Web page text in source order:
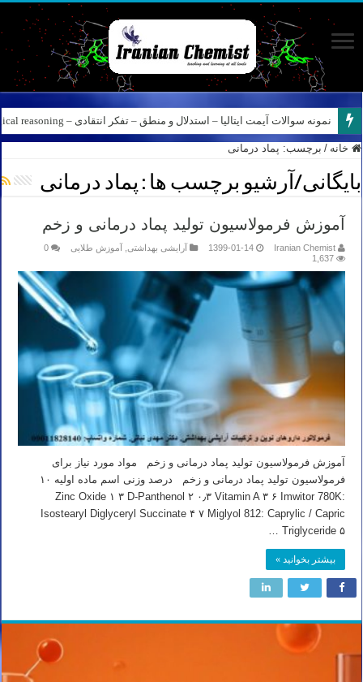
نمونه سوالات آیمت ایتالیا – استدلال و منطق – تفکر انتقادی – Logical reasoning – پارت ۸
خانه / برچسب: پماد درمانی
بایگانی/آرشیو برچسب ها : پماد درمانی
آموزش فرمولاسیون تولید پماد درمانی و زخم
Iranian Chemist
1399-01-14 آرایشی بهداشتی آموزش طلایی
0
1,637
آموزش فرمولاسیون تولید پماد درمانی و زخم مواد مورد نیاز برای
فرمولاسیون تولید پماد درمانی و زخم درصد وزنی اسم ماده اولیه ۱۰
Zinc Oxide ۱ ۳ D-Panthenol ۲ ۰٫۳ Vitamin A ۳ ۶ Imwitor 780K:
Isostearyl Diglyceryl Succinate ۴ ۷ Miglyol 812: Caprylic / Capric
Triglyceride ۵ …
بیشتر بخوانید »